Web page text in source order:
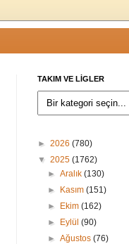
TAKIM VE LİGLER
► 2026 (780)
▼ 2025 (1762)
►Aralık(130)
►
Kasım(151)
►
Ekim(162)
►
Eylül(90)
►Ağustos(76)